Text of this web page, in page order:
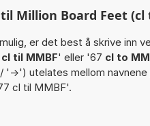
Million Board Feet (cl
er det best å skrive inn
cl til MMBF' eller '67 cl to
>') utelates mellom navnene
cl til MMBF'.